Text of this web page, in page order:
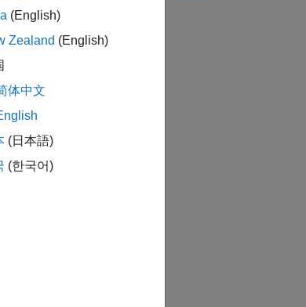
(English)
Zealand (English)
体中文
(日本語)
(한국어)